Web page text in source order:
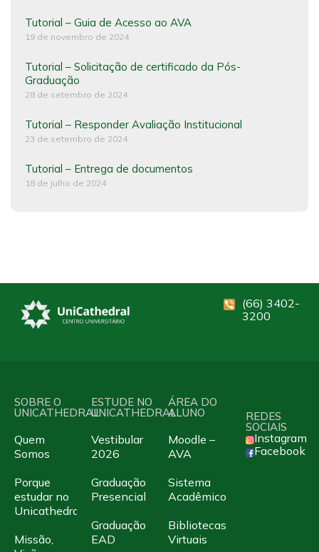
Tutorial – Guia de Acesso ao AVA
19 de novembro de 2024
Tutorial – Solicitação de certificado da Pós-
Graduação
28 de setembro de 2024
Tutorial – Responder Avaliação Institucional
23 de setembro de 2024
Tutorial – Entrega de documentos
18 de julho de 2024
(66) 3402-
3200
SOBRE O
UNICATHEDRAL
Quem
Somos
Porque
estudar no
Unicathedral
Missão,
ESTUDE NO
UNICATHEDRAL
Vestibular
2026
Graduação
Presencial
Graduação
EAD
ÁREA DO
ALUNO
Moodle –
AVA
Sistema
Acadêmico
Bibliotecas
Virtuais
REDES
SOCIAIS
Instagram
Facebook